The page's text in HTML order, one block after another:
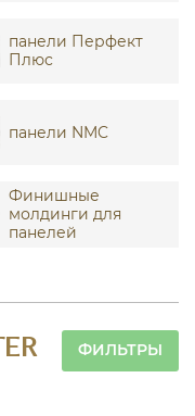
панели Перфект
Плюс
панели NMC
Финишные
молдинги для
панелей
ФИЛЬТРЫ